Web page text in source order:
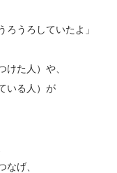
ろうろしていたよ」
た人）や、
いる人）が
げ、